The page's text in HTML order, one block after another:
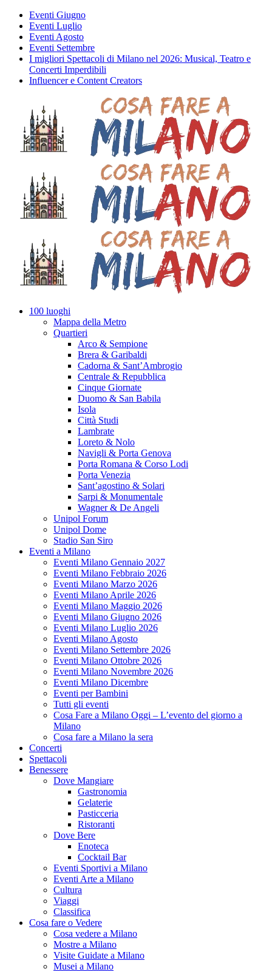
Eventi Giugno
Eventi Luglio
Eventi Agosto
Eventi Settembre
I migliori Spettacoli di Milano nel 2026: Musical, Teatro e
Concerti Imperdibili
Influencer e Content Creators
100 luoghi
Mappa della Metro
Quartieri
Arco & Sempione
Brera & Garibaldi
Cadorna & Sant’Ambrogio
Centrale & Repubblica
Cinque Giornate
Duomo & San Babila
Isola
Città Studi
Lambrate
Loreto & Nolo
Navigli & Porta Genova
Porta Romana & Corso Lodi
Porta Venezia
Sant’agostino & Solari
Sarpi & Monumentale
Wagner & De Angeli
Unipol Forum
Unipol Dome
Stadio San Siro
Eventi a Milano
Eventi Milano Gennaio 2027
Eventi Milano Febbraio 2026
Eventi Milano Marzo 2026
Eventi Milano Aprile 2026
Eventi Milano Maggio 2026
Eventi Milano Giugno 2026
Eventi Milano Luglio 2026
Eventi Milano Agosto
Eventi Milano Settembre 2026
Eventi Milano Ottobre 2026
Eventi Milano Novembre 2026
Eventi Milano Dicembre
Eventi per Bambini
Tutti gli eventi
Cosa Fare a Milano Oggi – L’evento del giorno a
Milano
Cosa fare a Milano la sera
Concerti
Spettacoli
Benessere
Dove Mangiare
Gastronomia
Gelaterie
Pasticceria
Ristoranti
Dove Bere
Enoteca
Cocktail Bar
Eventi Sportivi a Milano
Eventi Arte a Milano
Cultura
Viaggi
Classifica
Cosa fare o Vedere
Cosa vedere a Milano
Mostre a Milano
Visite Guidate a Milano
Musei a Milano